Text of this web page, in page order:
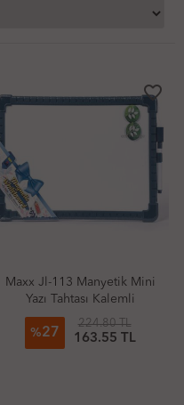
favorite_border
Maxx Jl-113 Manyetik Mini
Yazı Tahtası Kalemli
%27
224.80 TL
163.55 TL